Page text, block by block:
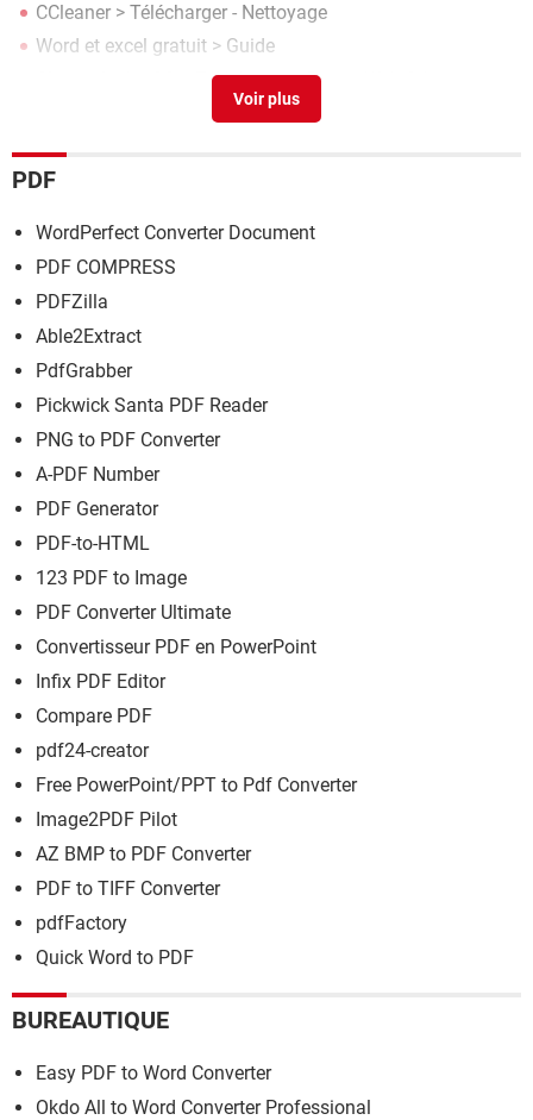
CCleaner > Télécharger - Nettoyage
Word et excel gratuit > Guide
> Télécharger - Divers Web & Internet
PDF
WordPerfect Converter Document
PDF COMPRESS
PDFZilla
Able2Extract
PdfGrabber
Pickwick Santa PDF Reader
PNG to PDF Converter
A-PDF Number
PDF Generator
PDF-to-HTML
123 PDF to Image
PDF Converter Ultimate
Convertisseur PDF en PowerPoint
Infix PDF Editor
Compare PDF
pdf24-creator
Free PowerPoint/PPT to Pdf Converter
Image2PDF Pilot
AZ BMP to PDF Converter
PDF to TIFF Converter
pdfFactory
Quick Word to PDF
BUREAUTIQUE
Easy PDF to Word Converter
Okdo All to Word Converter Professional